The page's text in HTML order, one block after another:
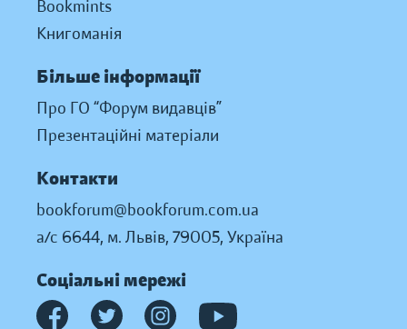
Bookmints
Книгоманія
Більше інформації
Про ГО “Форум видавців”
Презентаційні матеріали
Контакти
bookforum@bookforum.com.ua
а/с 6644, м. Львів, 79005, Україна
Соціальні мережі